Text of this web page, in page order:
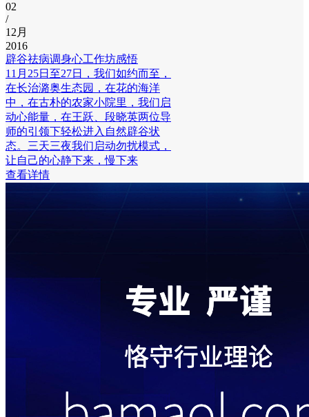
02
/
12月
2016
辟谷祛病调身心工作坊感悟
11月25日至27日，我们如约而至，
在长治潞奥生态园，在花的海洋
中，在古朴的农家小院里，我们启
动心能量，在王跃、段晓英两位导
师的引领下轻松进入自然辟谷状
态。三天三夜我们启动勿扰模式，
让自己的心静下来，慢下来
查看详情